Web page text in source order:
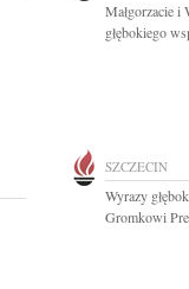
Małgorzacie
głębokiego
SZCZECIN
Wyrazy
Gromkowi